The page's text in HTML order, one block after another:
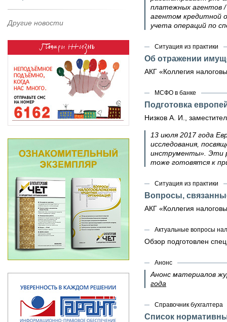
платежных агентов /
агентом кредитной
учета операций по
Ситуация из практики
Об отражении
АКГ «Коллегия
МСФО в банке
Подготовка
Низков А. И.,
13 июля 2017 года
исследования,
инструменты». Эти
тоже готовятся к
Ситуация из практики
Вопросы,
АКГ «Коллегия
Актуальные вопросы
Обзор подготовлен
Анонс
Анонс материалов
года
Справочник бухгалтера
Список
Другие новости